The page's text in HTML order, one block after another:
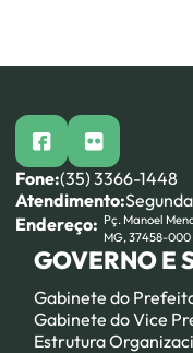
facebookflickr
Fone:(35) 3366-1448
Atendimento:
Endereço: Pç. Manoel
MG, 37458-000
GOVERNO E
Gabinete do
Gabinete do Vice
Estrutura